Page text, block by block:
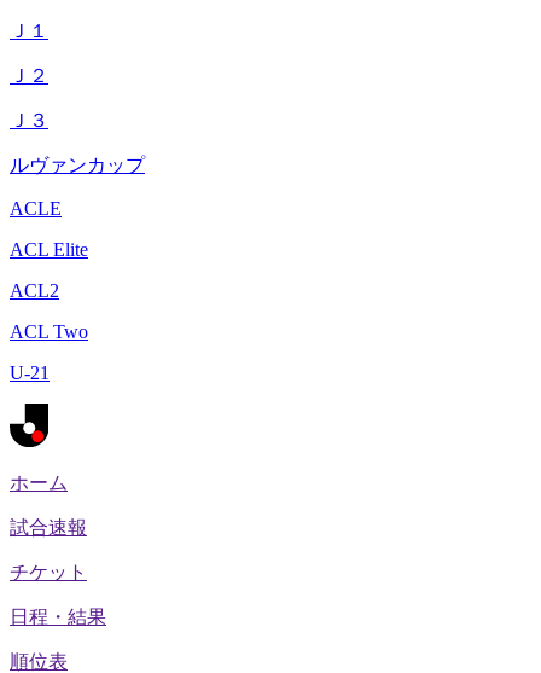
Ｊ１
Ｊ２
Ｊ３
ルヴァンカップ
ACLE
ACL Elite
ACL2
ACL Two
U-21
ホーム
試合速報
チケット
日程・結果
順位表